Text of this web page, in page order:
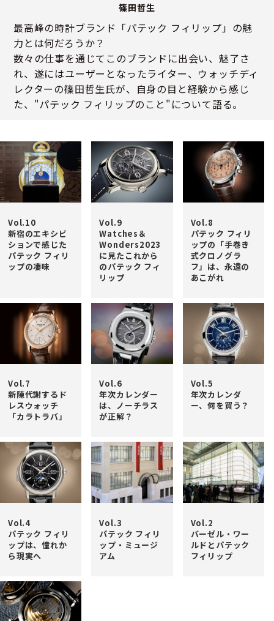
篠田哲生
最高峰の時計ブランド「パテック フィリップ」の魅
力とは何だろうか？
数々の仕事を通じてこのブランドに出会い、魅了さ
れ、遂にはユーザーとなったライター、ウォッチディ
レクターの篠田哲生氏が、自身の目と経験から感じ
た、"パテック フィリップのこと"について語る。
Vol.10
新宿のエキシビ
ションで感じた
パテック フィリ
ップの凄味
Vol.9
Watches＆
Wonders2023
に見たこれから
のパテック フィ
リップ
Vol.8
パテック フィリ
ップの「手巻き
式クロノグラ
フ」は、永遠の
あこがれ
Vol.7
新陳代謝するド
レスウォッチ
「カラトラバ」
Vol.6
年次カレンダー
は、ノーチラス
が正解？
Vol.5
年次カレンダ
ー、何を買う？
Vol.4
パテック フィリ
ップは、憧れか
ら現実へ
Vol.3
パテック フィリ
ップ・ミュージ
アム
Vol.2
バーゼル・ワー
ルドとパテック
フィリップ